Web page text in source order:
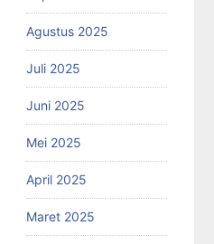
Agustus 2025
Juli 2025
Juni 2025
Mei 2025
April 2025
Maret 2025